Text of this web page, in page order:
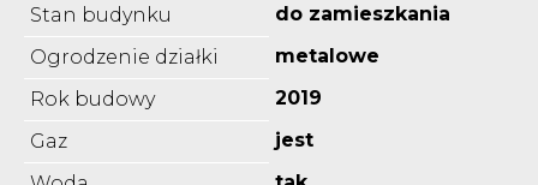
Stan budynku
do zamieszkania
Ogrodzenie działki
metalowe
Rok budowy
2019
Gaz
jest